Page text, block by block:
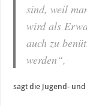
sind, weil
wird als
auch zu
werden“,
sagt die Jugend-